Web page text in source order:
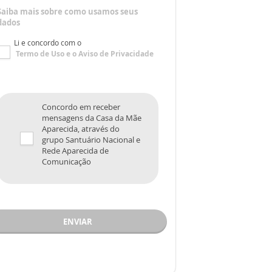
mais sobre como usamos seus
Li e concordo com o
Termo de Usoe oAviso de Privacidade
Concordo em receber
mensagens da Casa da Mãe
Aparecida, através do
grupo Santuário Nacional e
Rede Aparecida de
Comunicação
ENVIAR